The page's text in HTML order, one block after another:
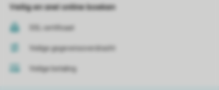
Veilig en snel online boeken
SSL certificaat
Veilige gegevensoverdracht
Veilige betaling